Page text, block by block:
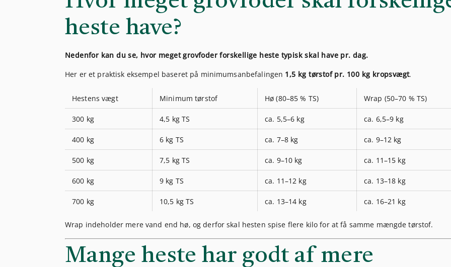
heste have?
Nedenfor kan du se, hvor meget grovfoder forskellige heste typisk skal have pr. dag.
Her er et praktisk eksempel baseret på minimumsanbefalingen 1,5 kg tørstof pr. 100 kg kropsvægt.
Hestens vægt Minimum tørstof Hø (80–85 % TS) Wrap (50–70 % TS)
300 kg 4,5 kg TS ca. 5,5–6 kg ca. 6,5–9 kg
400 kg 6 kg TS ca. 7–8 kg ca. 9–12 kg
500 kg 7,5 kg TS ca. 9–10 kg ca. 11–15 kg
600 kg 9 kg TS ca. 11–12 kg ca. 13–18 kg
700 kg 10,5 kg TS ca. 13–14 kg ca. 16–21 kg
Wrap indeholder mere vand end hø, og derfor skal hesten spise flere kilo for at få samme mængde tørstof.
Mange heste har godt af mere